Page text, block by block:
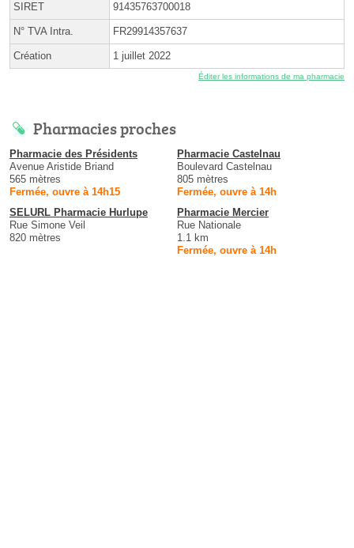
SIRET 91435763700018
N° TVA Intra. FR29914357637
Création 1 juillet 2022
Éditer les informations de ma pharmacie
Pharmacies proches
Pharmacie des Présidents
Avenue Aristide Briand
565 mètres
Fermée, ouvre à 14h15
Pharmacie Castelnau
Boulevard Castelnau
805 mètres
Fermée, ouvre à 14h
SELURL Pharmacie Hurlupe
Rue Simone Veil
820 mètres
Pharmacie Mercier
Rue Nationale
1.1 km
Fermée, ouvre à 14h